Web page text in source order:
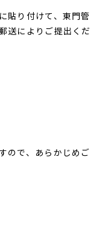
貼り付けて、東門管
送によりご提出くだ
ので、あらかじめご